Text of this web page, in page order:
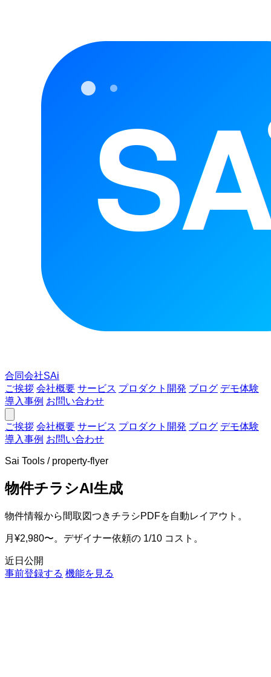
合同会社SAi
ご挨拶 会社概要 サービス プロダクト開発 ブログ デモ体験
導入事例 お問い合わせ
ご挨拶 会社概要 サービス プロダクト開発 ブログ デモ体験
導入事例 お問い合わせ
Sai Tools / property-flyer
物件チラシAI生成
物件情報から間取図つきチラシPDFを自動レイアウト。
月¥2,980〜。デザイナー依頼の 1/10 コスト。
近日公開
事前登録する 機能を見る